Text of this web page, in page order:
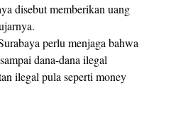
disebut memberikan uang
perlu menjaga bahwa
dana-dana ilegal
ilegal pula seperti money